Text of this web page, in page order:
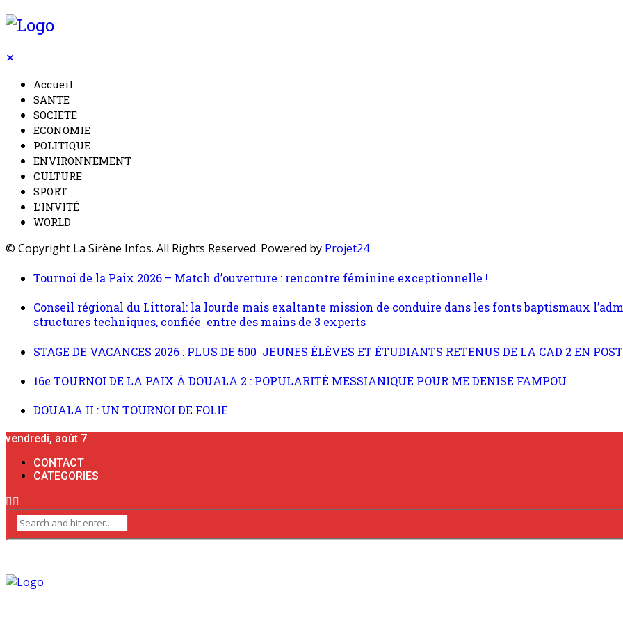
✕
Accueil
SANTE
SOCIETE
ECONOMIE
POLITIQUE
ENVIRONNEMENT
CULTURE
SPORT
L’INVITÉ
WORLD
© Copyright La Sirène Infos. All Rights Reserved. Powered by Projet24
Tournoi de la Paix 2026 – Match d’ouverture : rencontre féminine exceptionnelle !
Conseil régional du Littoral: la lourde mais exaltante mission de conduire dans les fonts baptismaux
structures techniques, confiée entre des mains de 3 experts
STAGE DE VACANCES 2026 : PLUS DE 500 JEUNES ÉLÈVES ET ÉTUDIANTS RETENUS DE LA CAD 2 EN
16e TOURNOI DE LA PAIX À DOUALA 2 : POPULARITÉ MESSIANIQUE POUR ME DENISE FAMPOU
DOUALA II : UN TOURNOI DE FOLIE
vendredi, août 7
CONTACT
CATEGORIES